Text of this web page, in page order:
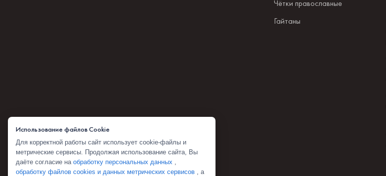
Чётки православные
Гайтаны
Использование файлов Cookie
Для корректной работы сайт использует cookie-файлы и
метрические сервисы. Продолжая использование сайта, Вы
даёте согласие на обработку персональных данных ,
обработку файлов cookies и данных метрических сервисов , а